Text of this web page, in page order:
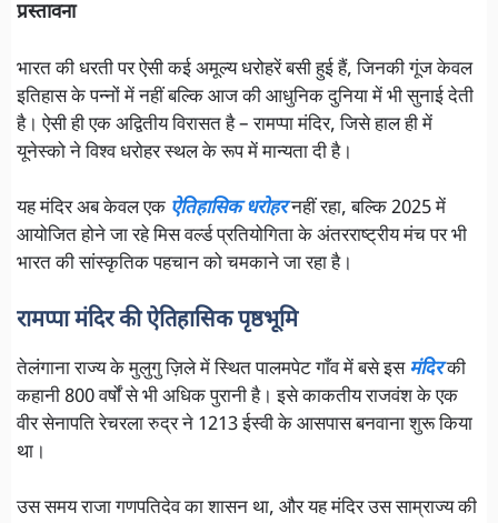
प्रस्तावना
भारत की धरती पर ऐसी कई अमूल्य धरोहरें बसी हुई हैं, जिनकी गूंज केवल
इतिहास के पन्नों में नहीं बल्कि आज की आधुनिक दुनिया में भी सुनाई देती
है। ऐसी ही एक अद्वितीय विरासत है – रामप्पा मंदिर, जिसे हाल ही में
यूनेस्को ने विश्व धरोहर स्थल के रूप में मान्यता दी है।
यह मंदिर अब केवल एक ऐतिहासिक धरोहरनहीं रहा, बल्कि 2025 में
आयोजित होने जा रहे मिस वर्ल्ड प्रतियोगिता के अंतरराष्ट्रीय मंच पर भी
भारत की सांस्कृतिक पहचान को चमकाने जा रहा है।
रामप्पा मंदिर की ऐतिहासिक पृष्ठभूमि
तेलंगाना राज्य के मुलुगु ज़िले में स्थित पालमपेट गाँव में बसे इसमंदिरकी
कहानी 800 वर्षों से भी अधिक पुरानी है। इसे काकतीय राजवंश के एक
वीर सेनापति रेचरला रुद्र ने 1213 ईस्वी के आसपास बनवाना शुरू किया
था।
उस समय राजा गणपतिदेव का शासन था, और यह मंदिर उस साम्राज्य की